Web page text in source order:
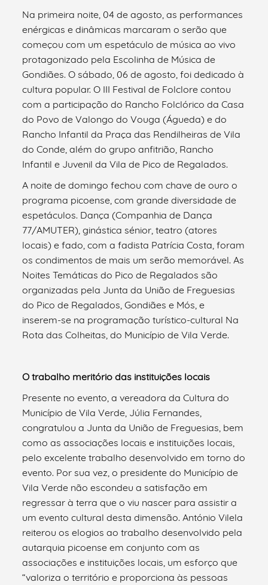
Na primeira noite, 04 de agosto, as performances
enérgicas e dinâmicas marcaram o serão que
começou com um espetáculo de música ao vivo
protagonizado pela Escolinha de Música de
Gondiães. O sábado, 06 de agosto, foi dedicado à
cultura popular. O III Festival de Folclore contou
com a participação do Rancho Folclórico da Casa
do Povo de Valongo do Vouga (Águeda) e do
Rancho Infantil da Praça das Rendilheiras de Vila
do Conde, além do grupo anfitrião, Rancho
Infantil e Juvenil da Vila de Pico de Regalados.
A noite de domingo fechou com chave de ouro o
programa picoense, com grande diversidade de
espetáculos. Dança (Companhia de Dança
77/AMUTER), ginástica sénior, teatro (atores
locais) e fado, com a fadista Patrícia Costa, foram
os condimentos de mais um serão memorável. As
Noites Temáticas do Pico de Regalados são
organizadas pela Junta da União de Freguesias
do Pico de Regalados, Gondiães e Mós, e
inserem-se na programação turístico-cultural Na
Rota das Colheitas, do Município de Vila Verde.
O trabalho meritório das instituições locais
Presente no evento, a vereadora da Cultura do
Município de Vila Verde, Júlia Fernandes,
congratulou a Junta da União de Freguesias, bem
como as associações locais e instituições locais,
pelo excelente trabalho desenvolvido em torno do
evento. Por sua vez, o presidente do Município de
Vila Verde não escondeu a satisfação em
regressar à terra que o viu nascer para assistir a
um evento cultural desta dimensão. António Vilela
reiterou os elogios ao trabalho desenvolvido pela
autarquia picoense em conjunto com as
associações e instituições locais, um esforço que
“valoriza o território e proporciona às pessoas